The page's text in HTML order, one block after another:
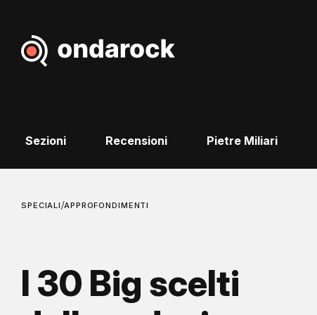
Sezioni Recensioni Pietre Miliari
SPECIALI/APPROFONDIMENTI
I 30 Big scelti